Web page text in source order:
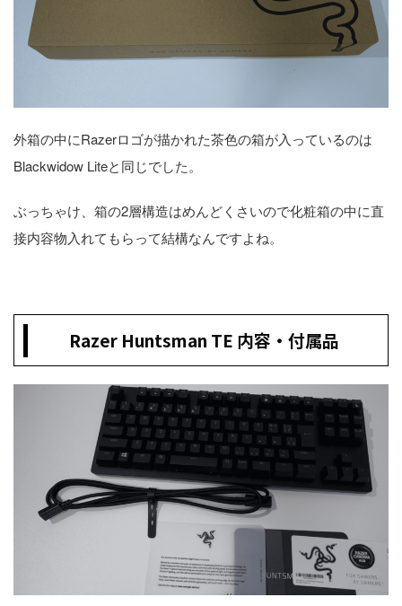
外箱の中にRazerロゴが描かれた茶色の箱が入っているのは
Blackwidow Liteと同じでした。
ぶっちゃけ、箱の2層構造はめんどくさいので化粧箱の中に直
接内容物入れてもらって結構なんですよね。
Razer Huntsman TE 内容・付属品